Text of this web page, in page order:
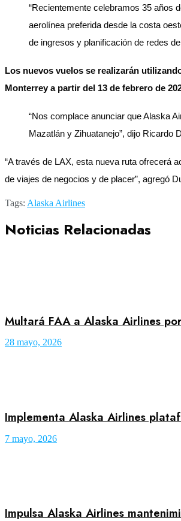
“Recientemente celebramos 35 años
aerolínea preferida desde la costa
de ingresos y planificación de redes
Los nuevos vuelos se realizarán
Monterrey a partir del 13 de febrero de
“Nos complace anunciar que Alaska
Mazatlán y Zihuatanejo”, dijo Ricardo
“A través de LAX, esta nueva ruta ofrecerá
de viajes de negocios y de placer”, agregó
Tags: Alaska Airlines
Noticias Relacionadas
Multará FAA a Alaska Airlines
28 mayo, 2026
Implementa Alaska Airlines
7 mayo, 2026
Impulsa Alaska Airlines